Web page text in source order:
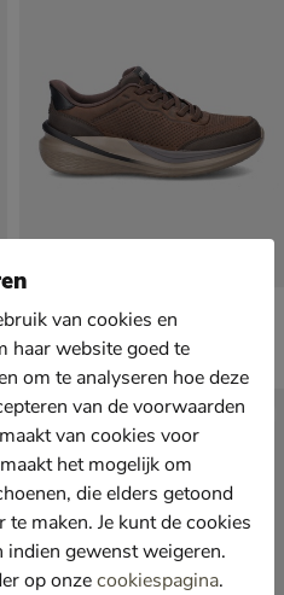
Lage sneakers - bruin
€ 99,99
99 99
van cookies en
haar website goed te
om te analyseren hoe deze
van de voorwaarden
van cookies voor
het mogelijk om
die elders getoond
maken. Je kunt de cookies
gewenst weigeren.
op onzecookiespagina.